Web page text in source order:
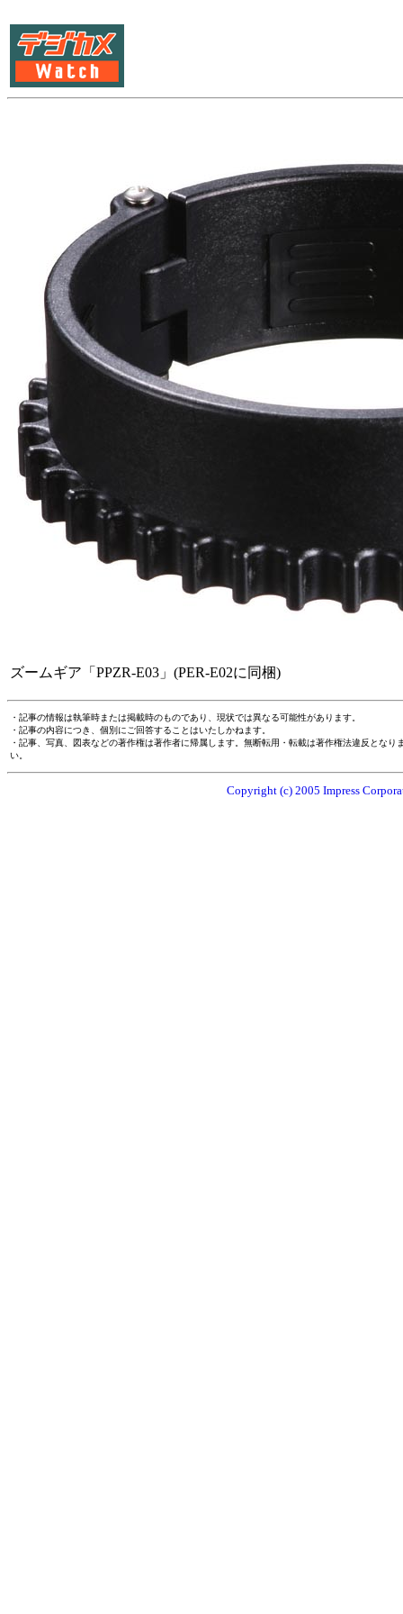
ズームギア「PPZR-E03」(PER-E02に同梱)
・記事の情報は執筆時または掲載時のものであり、現状では異なる可能性があります。
・記事の内容につき、個別にご回答することはいたしかねます。
・記事、写真、図表などの著作権は著作者に帰属します。無断転用・転載は著作権法違反とな
い。
Copyright (c) 2005 Impress